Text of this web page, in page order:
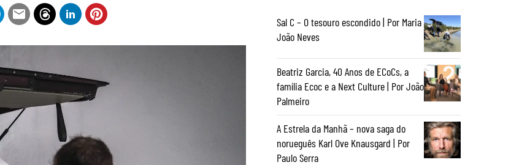
Sal C – O tesouro escondido | Por Maria
João Neves
Beatriz Garcia, 40 Anos de ECoCs, a
família Ecoc e a Next Culture | Por João
Palmeiro
A Estrela da Manhã – nova saga do
norueguês Karl Ove Knausgard | Por
Paulo Serra